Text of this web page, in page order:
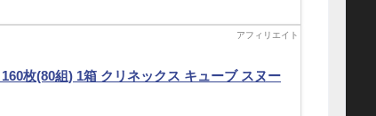
枚(80組) 1箱 クリネックス キューブ スヌー